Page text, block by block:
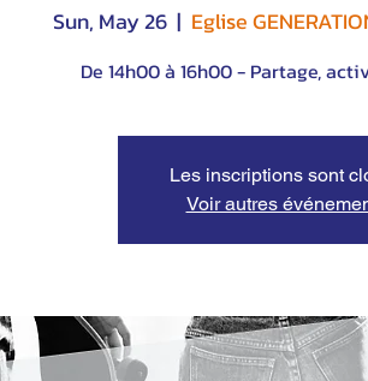
Sun, May 26
  |
Eglise
De 14h00 à 16h00 - Partage,
Les inscriptions sont
Voir autres